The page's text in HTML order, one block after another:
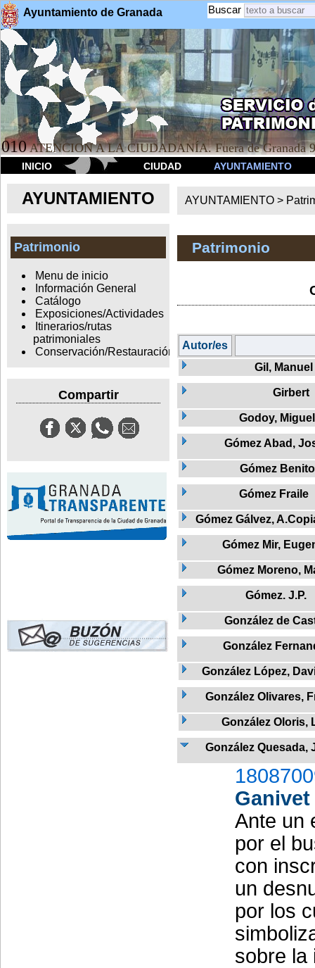
Ayuntamiento de Granada Buscar
010 ATENCION A LA CIUDADANÍA. Fuera de Granada
INICIO CIUDAD AYUNTAMIENTO
AYUNTAMIENTO
Patrimonio
Menu de inicio
Información General
Catálogo
Exposiciones/Actividades
Itinerarios/rutas
patrimoniales
Conservación/Restauración
Compartir
AYUNTAMIENTO >
Patrimonio
Autor/es
Gil, Manuel
Girbert
Godoy, Miguel
Gómez Abad,
Gómez Benito
Gómez Fraile
Gómez Gálvez,
Gómez Mir,
Gómez Moreno,
Gómez. J.P.
González de
González
González López,
González Olivares,
González Oloris,
González Quesada,
Ganivet
Ante un
por el
con
un
por los
sobre la